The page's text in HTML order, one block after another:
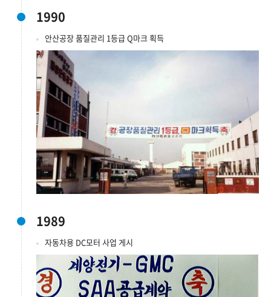
1990
안산공장 품질관리 1등급 Q마크 획득
1989
자동차용 DC모터 사업 게시